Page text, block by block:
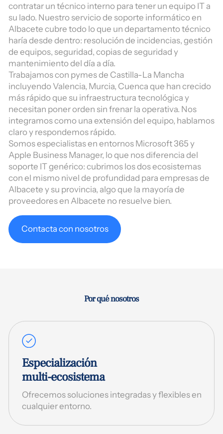
contratar un técnico interno para tener un equipo IT a
su lado. Nuestro servicio de soporte informático en
Albacete cubre todo lo que un departamento técnico
haría desde dentro: resolución de incidencias, gestión
de equipos, seguridad, copias de seguridad y
mantenimiento del día a día.
Trabajamos con pymes de Castilla-La Mancha
incluyendo Valencia, Murcia, Cuenca que han crecido
más rápido que su infraestructura tecnológica y
necesitan poner orden sin frenar la operativa. Nos
integramos como una extensión del equipo, hablamos
claro y respondemos rápido.
Somos especialistas en entornos Microsoft 365 y
Apple Business Manager, lo que nos diferencia del
soporte IT genérico: cubrimos los dos ecosistemas
con el mismo nivel de profundidad para empresas de
Albacete y su provincia, algo que la mayoría de
proveedores en Albacete no resuelve bien.
Contacta con nosotros
Por qué nosotros
Especialización
multi-ecosistema
Ofrecemos soluciones integradas y flexibles en
cualquier entorno.